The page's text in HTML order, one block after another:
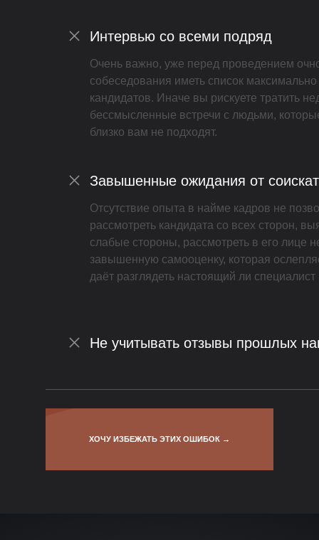
Интервью со всеми подряд
Очень важно, уже перед проведением
собеседования иметь список
кандидатов. Иначе вы рискуете тратить
бессмысленные встречи с людьми,
близко вам не подходят.
Завышенные ожидания от
Не учитывать отзывы прошлых
Отсутствие опыта в найме кадров не
рассмотреть кандидата со всех сторон,
слабые стороны, рассмотреть в его лице
завышенную самооценку, которая
даёт разглядеть настоящий ли
ХОЧУ ИЗБЕЖАТЬ ЭТИХ ОШИБОК →